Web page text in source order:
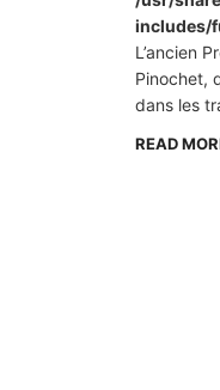
includes/
L’ancien
Pinochet,
dans les
READ